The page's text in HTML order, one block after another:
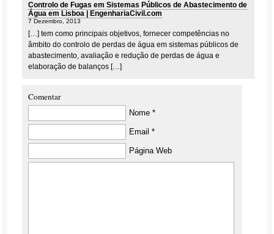
Controlo de Fugas em Sistemas Públicos de Abastecimento de
Água em Lisboa | EngenhariaCivil.com
7 Dezembro, 2013
[…] tem como principais objetivos, fornecer competências no
âmbito do controlo de perdas de água em sistemas públicos de
abastecimento, avaliação e redução de perdas de água e
elaboração de balanços […]
Comentar
Nome *
Email *
Página Web